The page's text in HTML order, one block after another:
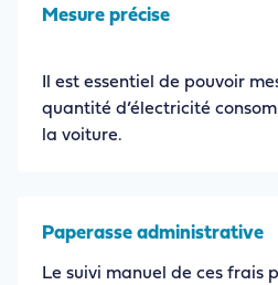
Mesure précise
Il est essentiel de pouvoir
quantité d’électricité
la voiture.
Paperasse administrative
Le suivi manuel de ces frais